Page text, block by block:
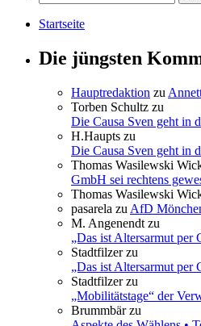
Startseite
Die jüngsten
Hauptredaktion zu
Torben Schultz zu
Die Causa Sven geht in
H.Haupts zu
Die Causa Sven geht in
Thomas Wasilewski
GmbH sei rechtens
Thomas Wasilewski
pasarela zu AfD
M. Angenendt zu
„Das ist Altersarmut per
Stadtfilzerzu
„Das ist Altersarmut per
Stadtfilzerzu
„Mobilitätstage“ der
Brummbärzu